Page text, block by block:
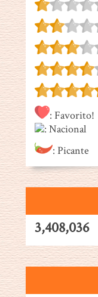
: Favorito!
: Nacional
: Picante
3,408,036